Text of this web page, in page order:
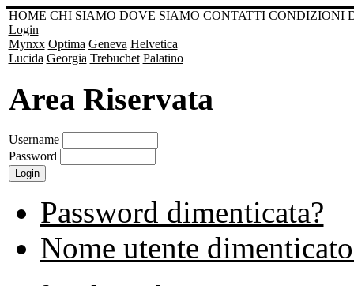
HOME CHI SIAMO DOVE SIAMO CONTATTI CONDIZIONI
Login
Mynxx Optima Geneva Helvetica
Lucida Georgia Trebuchet Palatino
Area Riservata
Username
Password
Password dimenticata?
Nome utente